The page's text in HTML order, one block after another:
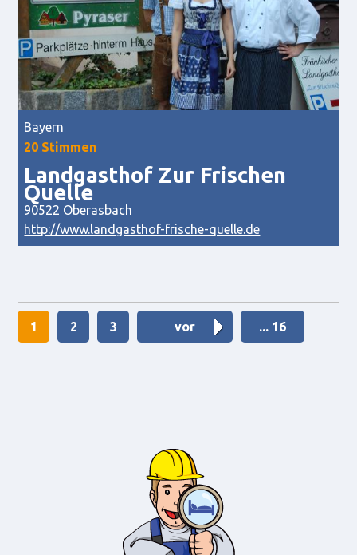
Bayern
20 Stimmen
Landgasthof Zur Frischen
Quelle
90522 Oberasbach
http://www.landgasthof-frische-quelle.de
1 2 3 vor ... 16